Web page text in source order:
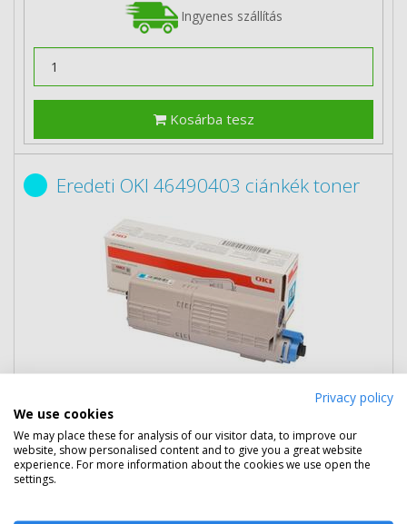
Ingyenes szállítás
Kosárba tesz
Eredeti OKI 46490403 ciánkék toner
Több darabos ár
2 db30 790 Ft (bruttó 39 103 Ft) / db
3 db-tól30 190 Ft (bruttó 38 341 Ft) / db
Privacy policy
We use cookies
We may place these for analysis of our visitor data, to improve our
website, show personalised content and to give you a great website
experience. For more information about the cookies we use open the
settings.